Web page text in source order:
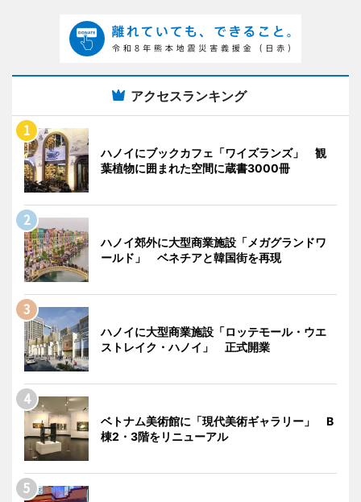
アクセスランキング
ハノイにブックカフェ「ワイズランズ」 観
葉植物に囲まれた空間に蔵書3000冊
ハノイ郊外に大型商業施設「メガグランドワ
ールド」 ベネチアと韓国街を再現
ハノイに大型商業施設「ロッテモール・ウエ
ストレイク・ハノイ」 正式開業
ベトナム美術館に「現代美術ギャラリー」 B
棟2・3階をリニューアル